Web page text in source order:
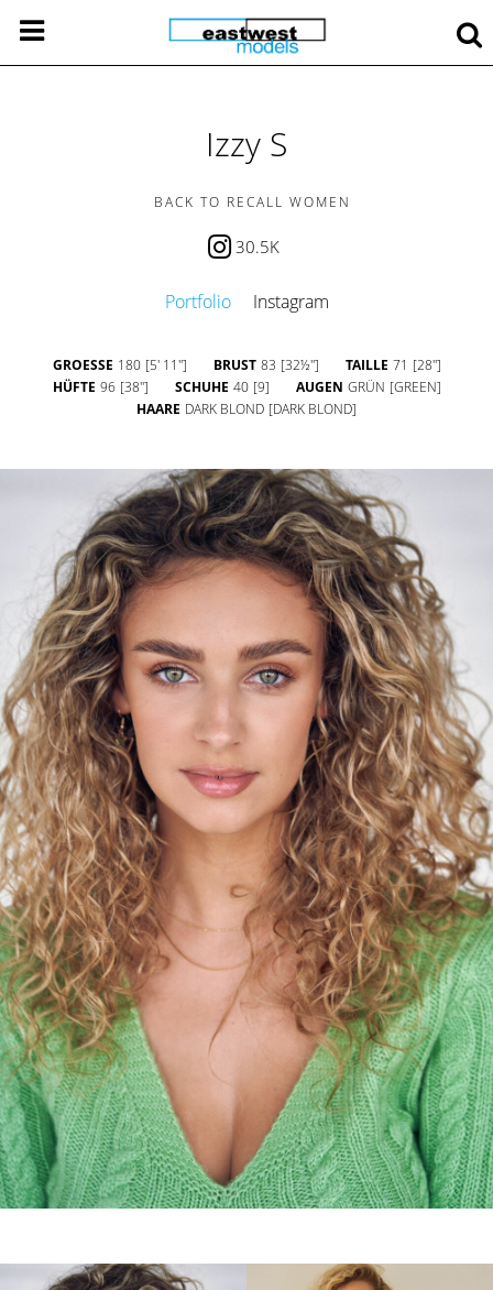
Izzy S
BACK TO RECALL WOMEN
30.5K
Portfolio Instagram
GROESSE 180 [5' 11''] BRUST 83 [32½''] TAILLE 71 [28'']
HÜFTE 96 [38''] SCHUHE 40 [9] AUGEN GRÜN [GREEN]
HAARE DARK BLOND [DARK BLOND]